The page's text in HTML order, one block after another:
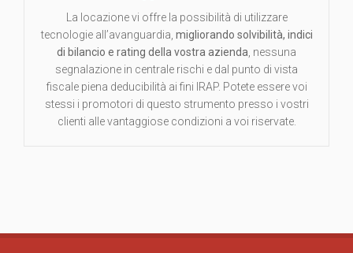
La locazione vi offre la possibilità di utilizzare
tecnologie all’avanguardia, migliorando solvibilità, indici
di bilancio e rating della vostra azienda , nessuna
segnalazione in centrale rischi e dal punto di vista
fiscale piena deducibilità ai fini IRAP. Potete essere voi
stessi i promotori di questo strumento presso i vostri
clienti alle vantaggiose condizioni a voi riservate.